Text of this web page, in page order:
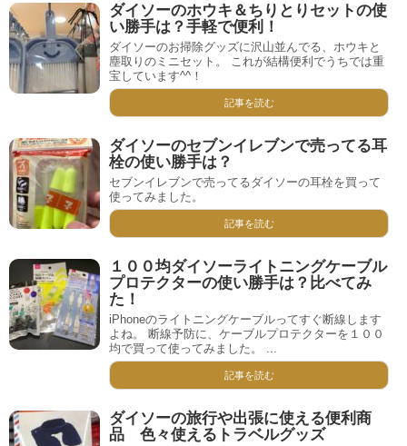
ダイソーのホウキ＆ちりとりセットの使
い勝手は？手軽で便利！
ダイソーのお掃除グッズに沢山並んでる、ホウキと
塵取りのミニセット。 これが結構便利でうちでは重
宝しています^^！
記事を読む
ダイソーのセブンイレブンで売ってる耳
栓の使い勝手は？
セブンイレブンで売ってるダイソーの耳栓を買って
使ってみました。
記事を読む
１００均ダイソーライトニングケーブル
プロテクターの使い勝手は？比べてみ
た！
iPhoneのライトニングケーブルってすぐ断線します
よね。 断線予防に、ケーブルプロテクターを１００
均で買って使ってみました。 ...
記事を読む
ダイソーの旅行や出張に使える便利商
品 色々使えるトラベルグッズ